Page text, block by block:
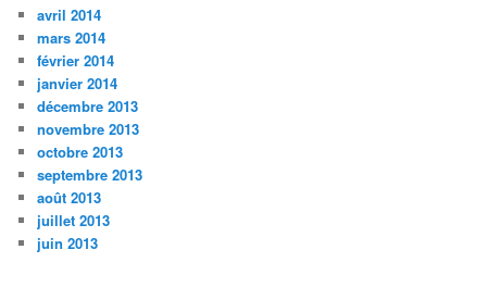
avril 2014
mars 2014
février 2014
janvier 2014
décembre 2013
novembre 2013
octobre 2013
septembre 2013
août 2013
juillet 2013
juin 2013